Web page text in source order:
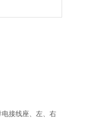
接线座、左、右